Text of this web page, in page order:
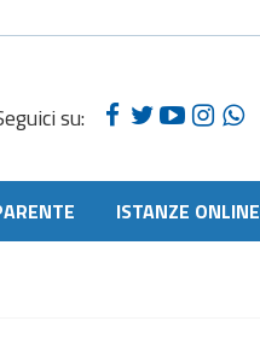
su:
ISTANZE ONLINE